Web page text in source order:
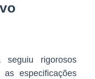
rigorosos
especificações